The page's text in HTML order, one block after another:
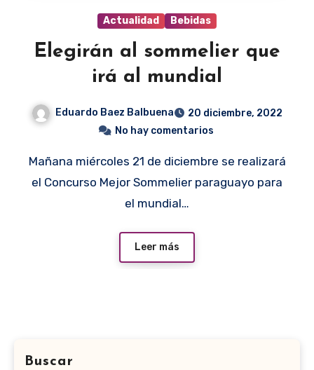
Actualidad Bebidas
Elegirán al sommelier que
irá al mundial
Eduardo Baez Balbuena
20 diciembre, 2022
No hay comentarios
Mañana miércoles 21 de diciembre se realizará
el Concurso Mejor Sommelier paraguayo para
el mundial…
Leer más
Buscar